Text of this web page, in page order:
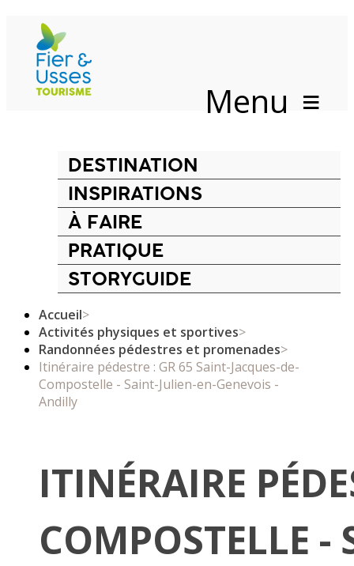
Menu
DESTINATION
INSPIRATIONS
À FAIRE
PRATIQUE
STORYGUIDE
Accueil>
Activités physiques et sportives>
Randonnées pédestres et promenades>
Itinéraire pédestre : GR 65 Saint-Jacques-de-
Compostelle - Saint-Julien-en-Genevois -
Andilly
ITINÉRAIRE
COMPOSTELLE